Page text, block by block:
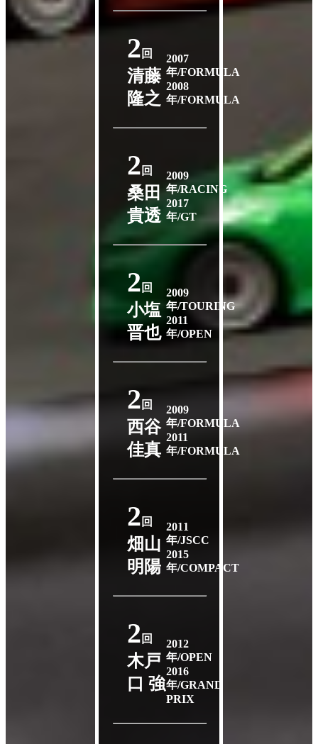
2 回
清藤
隆之
2007
年/FORMULA
2008
年/FORMULA
2 回
桑田
貴透
2009
年/RACING
2017
年/GT
2 回
小塩
晋也
2009
年/TOURING
2011
年/OPEN
2回
西谷
佳真
2009
年/FORMULA
2011
年/FORMULA
2 回
畑山
明陽
2011
年/JSCC
2015
年/COMPACT
2 回
木戸
口 強
2012
年/OPEN
2016
年/GRAND
PRIX